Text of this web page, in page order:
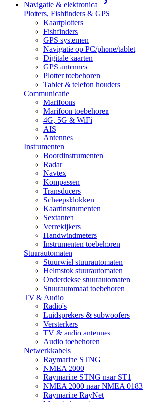
Navigatie & elektronica
Plotters, Fishfinders & GPS
Kaartplotters
Fishfinders
GPS systemen
Navigatie op PC/phone/tablet
Digitale kaarten
GPS antennes
Plotter toebehoren
Tablet & telefon houders
Communicatie
Marifoons
Marifoon toebehoren
4G, 5G & WiFi
AIS
Antennes
Instrumenten
Boordinstrumenten
Radar
Navtex
Kompassen
Transducers
Scheepsklokken
Kaartinstrumenten
Sextanten
Verrekijkers
Handwindmeters
Instrumenten toebehoren
Stuurautomaten
Stuurwiel stuurautomaten
Helmstok stuurautomaten
Onderdekse stuurautomaten
Stuurautomaat toebehoren
TV & Audio
Radio's
Luidsprekers & subwoofers
Versterkers
TV & audio antennes
Audio toebehoren
Netwerkkabels
Raymarine STNG
NMEA 2000
Raymarine STNG naar ST1
NMEA 2000 naar NMEA 0183
Raymarine RayNet